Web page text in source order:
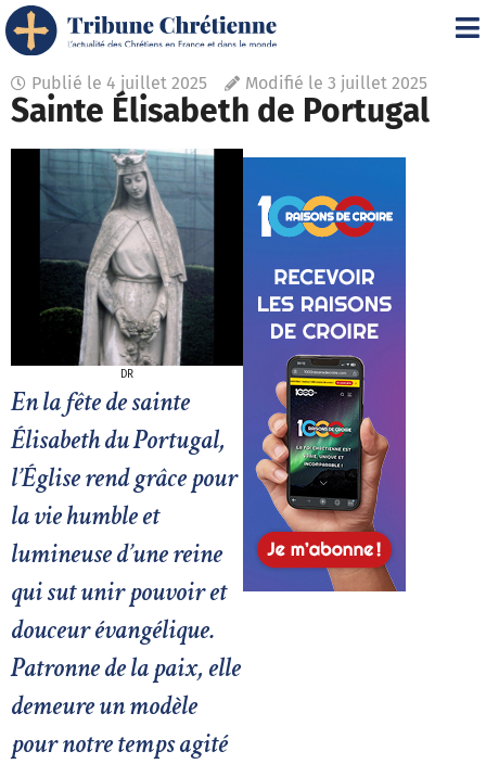
Publié le 4 juillet 2025 Modifié le 3 juillet 2025
Sainte Élisabeth de Portugal
DR
En la fête de sainte
Élisabeth du Portugal,
l’Église rend grâce pour
la vie humble et
lumineuse d’une reine
qui sut unir pouvoir et
douceur évangélique.
Patronne de la paix, elle
demeure un modèle
pour notre temps agité